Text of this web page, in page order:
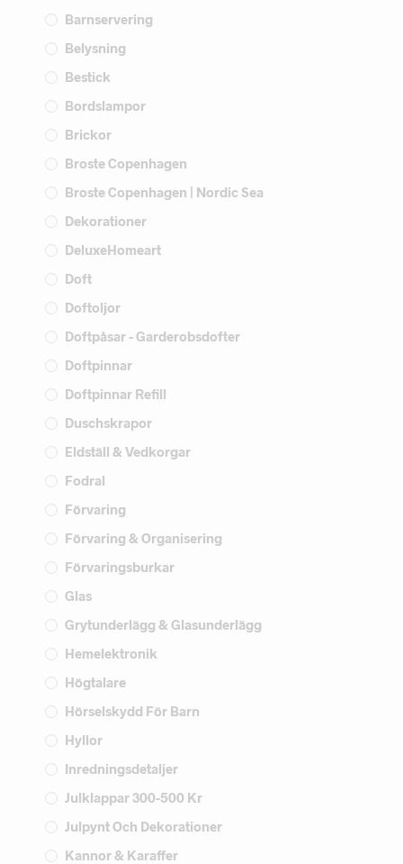
Barnservering
Belysning
Bestick
Bordslampor
Brickor
Broste Copenhagen
Broste Copenhagen | Nordic Sea
Dekorationer
DeluxeHomeart
Doft
Doftoljor
Doftpåsar - Garderobsdofter
Doftpinnar
Doftpinnar Refill
Duschskrapor
Eldställ & Vedkorgar
Fodral
Förvaring
Förvaring & Organisering
Förvaringsburkar
Glas
Grytunderlägg & Glasunderlägg
Hemelektronik
Högtalare
Hörselskydd För Barn
Hyllor
Inredningsdetaljer
Julklappar 300-500 Kr
Julpynt Och Dekorationer
Kannor & Karaffer